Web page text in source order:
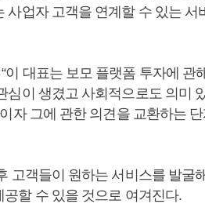
업자 고객을 연계할 수 있는 서
대표는 보모 플랫폼 투자에 관
이 생겼고 사회적으로도 의미
자 그에 관한 의견을 교환하는 단
고객들이 원하는 서비스를 발굴
할 수 있을 것으로 여겨진다.